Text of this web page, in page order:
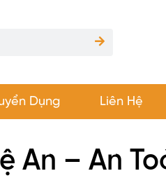
Dụng Liên Hệ
An – An